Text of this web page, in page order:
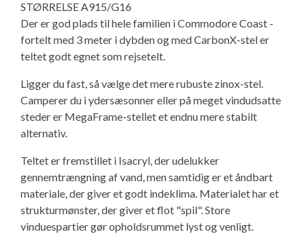
Isabella Opstillingsvejledninger
GPDR - Optagelse af foto og video
STØRRELSE A915/G16
Der er god plads til hele familien i Commodore Coast -
fortelt med 3 meter i dybden og med CarbonX-stel er
teltet godt egnet som rejsetelt.
Ligger du fast, så vælge det mere rubuste zinox-stel.
Camperer du i ydersæsonner eller på meget vindudsatte
steder er MegaFrame-stellet et endnu mere stabilt
alternativ.
Teltet er fremstillet i Isacryl, der udelukker
gennemtrængning af vand, men samtidig er et åndbart
materiale, der giver et godt indeklima. Materialet har et
strukturmønster, der giver et flot "spil". Store
vinduespartier gør opholdsrummet lyst og venligt.